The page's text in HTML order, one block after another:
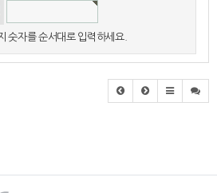
숫자를 순서대로 입력하세요.